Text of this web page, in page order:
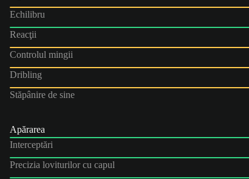
Echilibru
Reacţii
Controlul mingii
Dribling
Stăpânire de sine
Apărarea
Interceptări
Precizia loviturilor cu capul